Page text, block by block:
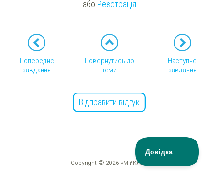
або Реєстрація
Попереднє
завдання
Повернутись до
теми
Наступне
завдання
Відправити відгук
Copyright © 2026 «МійКлас»